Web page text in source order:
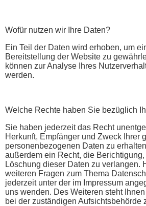
Wofür nutzen wir Ihre Daten?
Ein Teil der Daten wird erhoben, um
Bereitstellung der Website zu
können zur Analyse Ihres
werden.
Welche Rechte haben Sie bezüglich
Sie haben jederzeit das Recht
Herkunft, Empfänger und Zweck Ihrer
personenbezogenen Daten zu
außerdem ein Recht, die
Löschung dieser Daten zu verlangen.
weiteren Fragen zum Thema
jederzeit unter der im Impressum
uns wenden. Des Weiteren steht
bei der zuständigen Aufsichtsbehörde